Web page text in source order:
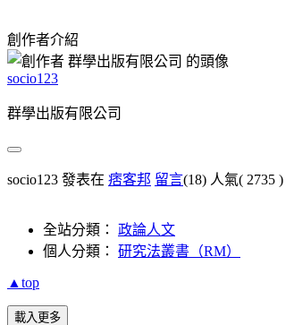
創作者介紹
socio123
群學出版有限公司
socio123 發表在 痞客邦 留言(18) 人氣( 2735 )
全站分類： 政論人文
個人分類： 研究法叢書（RM）
▲top
載入更多